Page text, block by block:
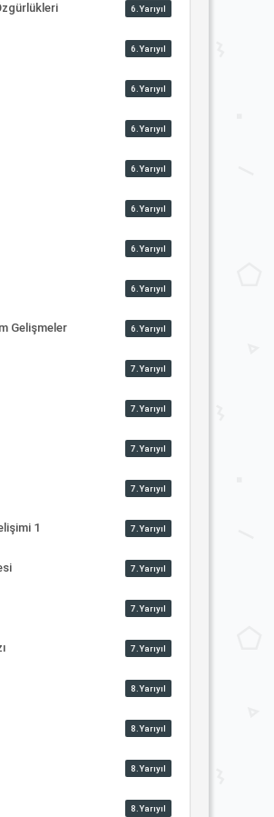
6.Yarıyıl
6.Yarıyıl
6.Yarıyıl
6.Yarıyıl
6.Yarıyıl
6.Yarıyıl
6.Yarıyıl
6.Yarıyıl
Gelişmeler 6.Yarıyıl
7.Yarıyıl
7.Yarıyıl
7.Yarıyıl
7.Yarıyıl
1 7.Yarıyıl
7.Yarıyıl
7.Yarıyıl
7.Yarıyıl
8.Yarıyıl
8.Yarıyıl
8.Yarıyıl
8.Yarıyıl